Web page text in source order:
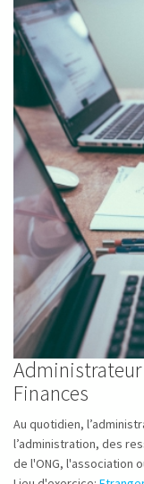
Administrateur
Finances
Au quotidien,
l’administration, des
de l'ONG, l'association